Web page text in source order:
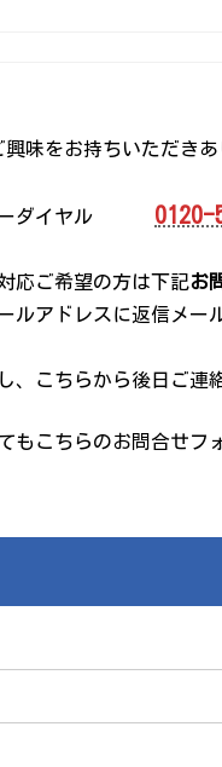
興味をお持ちいただきあ
ダイヤル 0120-
応ご希望の方は下記お
ルアドレスに返信メー
、こちらから後日ご連
もこちらのお問合せフ